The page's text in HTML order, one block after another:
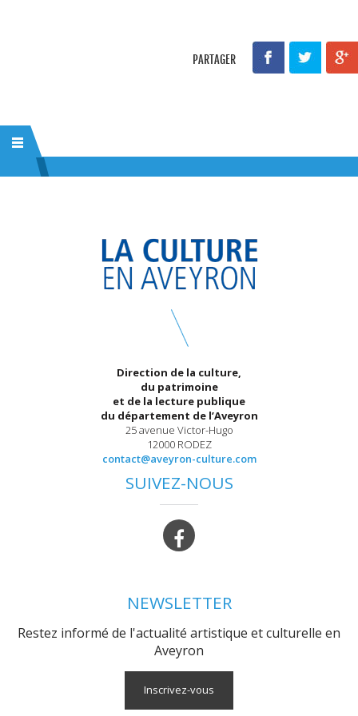
PARTAGER
Direction de la culture,
du patrimoine
et de la lecture publique
du département de l’Aveyron
25 avenue Victor-Hugo
12000 RODEZ
contact@aveyron-culture.com
SUIVEZ-NOUS
NEWSLETTER
Restez informé de l'actualité artistique et culturelle en
Aveyron
Inscrivez-vous